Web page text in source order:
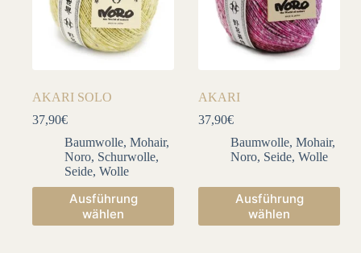
AKARI SOLO
37,90€
Baumwolle, Mohair,
Noro, Schurwolle,
Seide, Wolle
Ausführung
wählen
Dieses
Produkt
weist
AKARI
37,90€
Baumwolle,Mohair,
Noro, Seide,Wolle
Ausführung
wählen
Dieses
Produkt
weist